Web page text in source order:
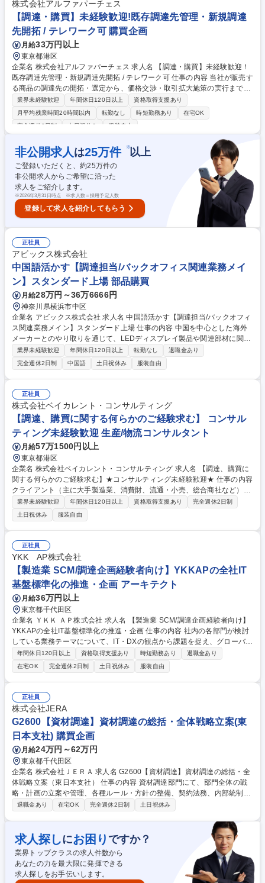
達企画の策定補佐、市場調査、原価分析、プロジェクトマネジメント補佐
◆技術主管部や取引先と協調しながら、最適コストの追求やリスク低減を
主体的に進めるやりがいがあります。 募集職種 G2602【資材調達】購買
契約・調達企画担当／東京
株式会社アルファパーチェス
【調達・購買】未経験歓迎!既存調達先管理・新規調達
先開拓 / テレワーク可 購買企画
月給33万円以上
東京都港区
企業名 株式会社アルファパーチェス 求人名 【調達・購買】未経験歓迎！
既存調達先管理・新規調達先開拓 / テレワーク可 仕事の内容 当社が販売す
る商品の調達先の開拓・選定から、価格交渉・取引拡大施策の実行まで幅
広く担当いただきます。扱う商材は物品に加え、今後はレンタルサービス
や在庫管理システムなどの無形商材にも拡大予定です。 多様な商品に関わ
りながら、新たなビジネスをつくっていくおもしろさがあります。 【業務
ーション（価格交渉・取引条件調整・定例会議） ■販売品目や調達先の数
値管理・分析業務 ■調達先との取引拡大施策立案と実行 ■商品販売・新規
サービス立上げ時の運用構築 募集職種 【調達・購買】未経験歓迎！既存
調達先管理・新規調達先開拓 / テレワーク可
業界未経験歓迎 年間休日120日以上
資格取得支援あり
月平均残業時間20時間以内
転勤なし 時短勤務あり
在宅OK
完全週休2日制
土日祝休み 服装自由
非公開求人 は25万件 ※以上
ご登録いただくと、約25万件の
非公開求人からご希望に沿った
求人をご紹介します。
※2026年3月31日時点 ※求人数＝採用予定人数
登録して求人を紹介してもらう
正社員
アビックス株式会社
中国語活かす【調達担当/バックオフィス関連業務メイ
ン】スタンダード上場 部品購買
月給28万円～36万6666円
神奈川県横浜市中区
企業名 アビックス株式会社 求人名 中国語活かす【調達担当/バックオフィ
ス関連業務メイン】スタンダード上場 仕事の内容 中国を中心とした海外
メーカーとのやり取りを通じて、LEDディスプレイ製品や関連部材に関わ
る業務をお任せします。製品の安定供給に貢献する重要なポジションで
す。経験に応じてどこからお任せするか検討します。 ・中国を中心とした
LEDメーカーとの折衝・交渉 ・LEDディスプレイ発注、納期管理・調整・
輸入・購買 ・製品仕様や価格の確認・見積取得 ・サンプル確認や品質管
理の対応 ★必要に応じて中国の現地出張あり。中国とのやり取りが多いた
め、当社としては中国語を話せる方を歓迎しております！ 募集職種 中国
語活かす【調達担当/バックオフィス関連業務メイン】スタンダード上場
業界未経験歓迎 年間休日120日以上 転勤なし
退職金あり
完全週休2日制
中国語 土日祝休み 服装自由
正社員
株式会社ベイカレント・コンサルティング
【調達、購買に関する何らかのご経験求む】 コンサル
ティング未経験歓迎 生産/物流コンサルタント
月給57万1500円以上
東京都港区
企業名 株式会社ベイカレント・コンサルティング 求人名 【調達、購買に
関する何らかのご経験求む】★コンサルティング未経験歓迎★ 仕事の内容
クライアント（主に大手製造業、消費財、流通・小売、総合商社など）の
サプライチェーンにおける構造改革やDXを、最上流の戦略立案からIT導
入・業務定着まで一気通貫でリードしていただきます。 【プロジェクト事
例】 ・グローバルSCMの再構築と可視化 ・AI・データ活用による需要予
測と在庫最適化 ・サステナブルSCMの推進（CO2排出量の可視化と削
減） 募集職種 【調達、購買に関する何らかのご経験求む】★コンサルテ
ィング未経験歓迎★
業界未経験歓迎 年間休日120日以上 資格取得支援あり
完全週休2日制
土日祝休み
服装自由
正社員
YKK AP株式会社
【製造業 SCM/調達企画経験者向け】YKKAPの全社IT
基盤標準化の推進・企画 アーキテクト
月給36万円以上
東京都千代田区
企業名 ＹＫＫ ＡＰ株式会社 求人名 【製造業 SCM/調達企画経験者向け】
YKKAPの全社IT基盤標準化の推進・企画 仕事の内容 社内の各部門が検討
している業務テーマについて、IT・DXの観点から課題を捉え、グローバル
拠点を含めた社内の各領域におけるIT基盤の最適化を踏まえながら方針検
討を行い、具体要件に落とし込んでいただきます。 当社ではグローバルIT
本部(Global Information Technology)とTRI（Technology Risk & Innovati
on）統括部の大きく2つのIT関連組織がございます。 業務上の比較として
グローバルIT本部は個別性の高い部門要求・開発テーマに関して対応する
ことが多いですが、今回配属予定のTRI統括部では全社共通でのシステム
開発や基盤統一が必要な比較的大きなテーマが持ち込まれ、PJTとして対
応することがメインとなります。 募集職種 【製造業 SCM/調達企画経験者
向け】YKKAPの全社IT基盤標準化の推進・企画
年間休日120日以上 資格取得支援あり 時短勤務あり
退職金あり
在宅OK
完全週休2日制 土日祝休み 服装自由
正社員
株式会社JERA
G2600【資材調達】資材調達の総括・全体戦略立案(東
日本支社) 購買企画
月給24万円～62万円
東京都千代田区
企業名 株式会社ＪＥＲＡ 求人名 G2600【資材調達】資材調達の総括・全
体戦略立案（東日本支社） 仕事の内容 資材調達部門にて、部門全体の戦
略・計画の立案や管理、各種ルール・方針の整備、契約法務、内部統制の
推進、人財育成などをお任せします。仕組み構築を通じて発電所の安定運
画の策定・管理、監査対応、非常時災害対応(BCP方針等)、部門横断プロ
ジェクトの推進 (2)各種業務基盤の整備：規程・マニュアル・契約書ひな
形の整備、適正取引やコンプライアンスの推進、資材調達における内部統
制対応、部門内の人財育成 ◆調達を支える仕組みを構築し、バックオフィ
ス機能として組織運営や会社利益の最大化を牽引する重要な役割です。 募
集職種 G2600【資材調達】資材調達の総括・全体戦略立案（東日本支
退職金あり 在宅OK 完全週休2日制 土日祝休み
求人探しにお困り ですか？
業界トップクラスの求人件数から
あなたの力を最大限に発揮できる
求人探しをお手伝いします。